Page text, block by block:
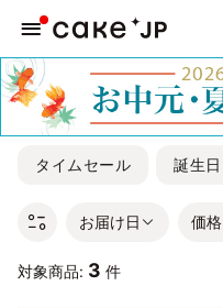
タイムセール 誕生日
お届け日 価格
対象商品: 3 件